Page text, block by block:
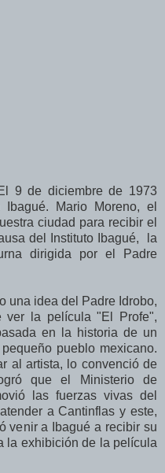
9 de diciembre de 1973
Mario Moreno, el
ciudad para recibir el
del Instituto Ibagué, la
dirigida por el Padre
una idea del Padre Idrobo,
ver la película "El Profe",
en la historia de un
pueblo mexicano.
al artista, lo convenció de
que el Ministerio de
las fuerzas vivas del
a Cantinflas y este,
venir a Ibagué a recibir su
la exhibición de la película